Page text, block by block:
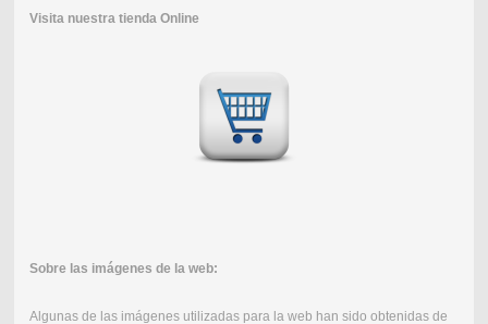
Visita nuestra tienda Online
Sobre las imágenes de la web:
Algunas de las imágenes utilizadas para la web han sido obtenidas de